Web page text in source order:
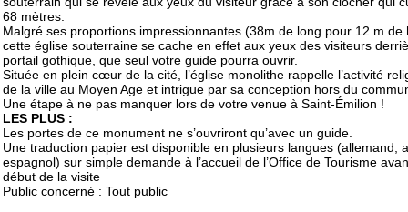
68 mètres.
Malgré ses proportions impressionnantes (38m de long pour 12 m de
cette église souterraine se cache en effet aux yeux des visiteurs
portail gothique, que seul votre guide pourra ouvrir.
Située en plein cœur de la cité, l’église monolithe rappelle l’activité
de la ville au Moyen Age et intrigue par sa conception hors du
Une étape à ne pas manquer lors de votre venue à Saint-Émilion !
LES PLUS :
Les portes de ce monument ne s’ouvriront qu’avec un guide.
Une traduction papier est disponible en plusieurs langues (allemand,
espagnol) sur simple demande à l’accueil de l’Office de Tourisme
début de la visite
Public concerné : Tout public